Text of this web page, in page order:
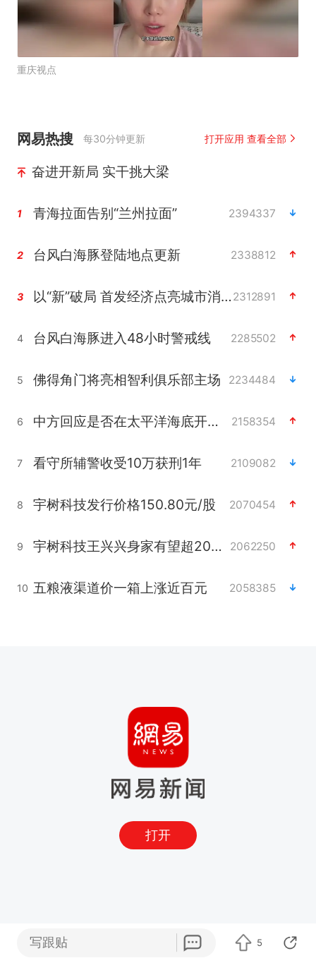
重庆视点
网易热搜 每30分钟更新 打开应用 查看全部
奋进开新局 实干挑大梁
1 青海拉面告别“兰州拉面” 2394337
2 台风白海豚登陆地点更新 2338812
3 以“新”破局 首发经济点亮城市消费活力2312891
4 台风白海豚进入48小时警戒线 2285502
5 佛得角门将亮相智利俱乐部主场 2234484
6 中方回应是否在太平洋海底开采稀土 2158354
7 看守所辅警收受10万获刑1年 2109082
8 宇树科技发行价格150.80元/股 2070454
9 宇树科技王兴兴身家有望超200亿元 2062250
10 五粮液渠道价一箱上涨近百元 2058385
打开
写跟贴 5